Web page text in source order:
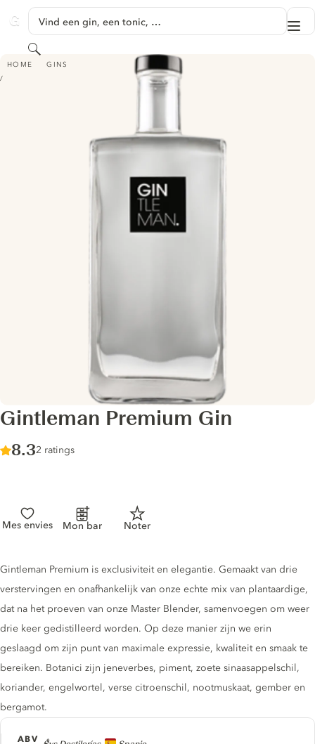
GINVENTORY
Vind een gin, een tonic, …
Zoeken
HOME GINS
GINTLEMAN PREMIUM GIN
Gintleman Premium Gin
Score :
8.3/ 10
2 ratings
Mes envies Mon bar Noter
ABV
Gin description
Gintleman Premium is exclusiviteit en elegantie. Gemaakt van drie
verstervingen en onafhankelijk van onze echte mix van plantaardige,
dat na het proeven van onze Master Blender, samenvoegen om weer
drie keer gedistilleerd worden. Op deze manier zijn we erin
geslaagd om zijn punt van maximale expressie, kwaliteit en smaak te
bereiken. Botanici zijn jeneverbes, piment, zoete sinaasappelschil,
koriander, engelwortel, verse citroenschil, nootmuskaat, gember en
bergamot.